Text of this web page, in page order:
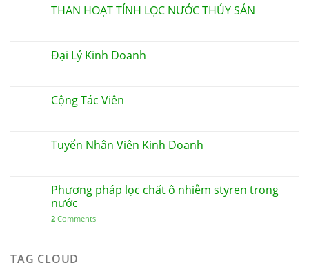
THAN HOẠT TÍNH LỌC NƯỚC THÚY SẢN
Đại Lý Kinh Doanh
Cộng Tác Viên
Tuyển Nhân Viên Kinh Doanh
Phương pháp lọc chất ô nhiễm styren trong
nước
2 Comments
TAG CLOUD